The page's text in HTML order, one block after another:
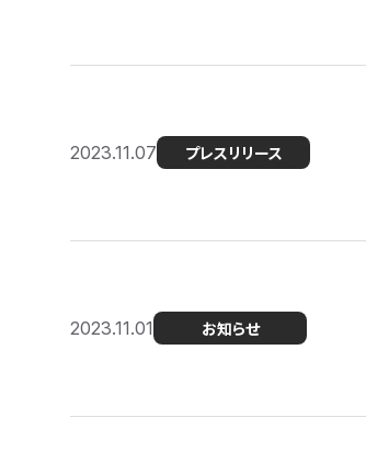
2023.11.07 プレスリリース
2023.11.01 お知らせ